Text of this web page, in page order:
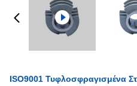
ISO9001 Τυφλοσφραγισμένα